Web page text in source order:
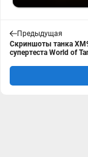
Предыдущая
Скриншоты танка
супертеста World of